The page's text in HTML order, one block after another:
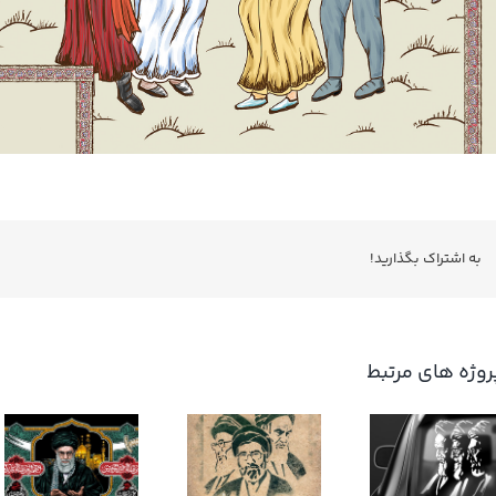
به اشتراك بگذاريد!
های مرتبط
شابلون تصویر
شابلون صالح